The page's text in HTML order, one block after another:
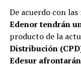
De acuerdo con
Edenor tendrán
producto de la
Distribución
Edesur